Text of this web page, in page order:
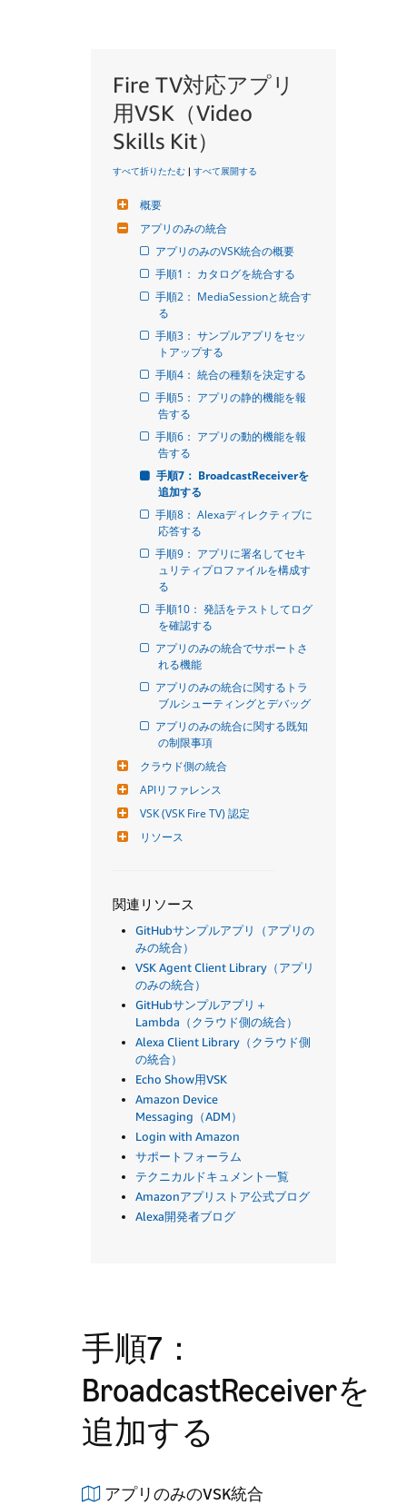
Fire TV対応アプリ
用VSK（Video
Skills Kit）
すべて折りたたむ | すべて展開する
概要
アプリのみの統合
アプリのみのVSK統合の概要
手順1： カタログを統合する
手順2： MediaSessionと統合す
る
手順3： サンプルアプリをセッ
トアップする
手順4： 統合の種類を決定する
手順5： アプリの静的機能を報
告する
手順6： アプリの動的機能を報
告する
手順7： BroadcastReceiverを
追加する
手順8： Alexaディレクティブに
応答する
手順9： アプリに署名してセキ
ュリティプロファイルを構成す
る
手順10： 発話をテストしてログ
を確認する
アプリのみの統合でサポートさ
れる機能
アプリのみの統合に関するトラ
ブルシューティングとデバッグ
アプリのみの統合に関する既知
の制限事項
クラウド側の統合
APIリファレンス
VSK (VSK Fire TV) 認定
リソース
関連リソース
GitHubサンプルアプリ（アプリの
みの統合）
VSK Agent Client Library（アプリ
のみの統合）
GitHubサンプルアプリ＋
Lambda（クラウド側の統合）
Alexa Client Library（クラウド側
の統合）
Echo Show用VSK
Amazon Device
Messaging（ADM）
Login with Amazon
サポートフォーラム
テクニカルドキュメント一覧
Amazonアプリストア公式ブログ
Alexa開発者ブログ
手順7：
BroadcastReceiverを
追加する
アプリのみのVSK統合